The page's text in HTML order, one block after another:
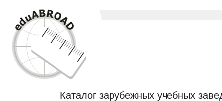
Каталог зарубежных учебных